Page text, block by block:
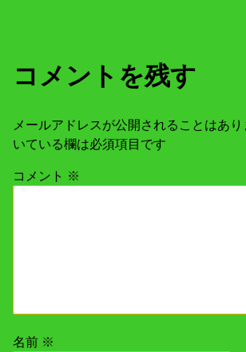
ゲ
ー
シ
ョ
コメントを残す
メールアドレスが公開されることはあり
いている欄は必須項目です
コメント ※
名前 ※